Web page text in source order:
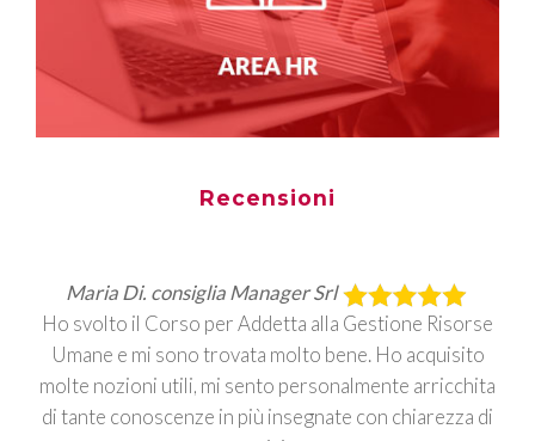
Recensioni
Maria Di. consiglia Manager Srl
Ho svolto il Corso per Addetta alla Gestione Risorse
Umane e mi sono trovata molto bene. Ho acquisito
molte nozioni utili, mi sento personalmente arricchita
di tante conoscenze in più insegnate con chiarezza di